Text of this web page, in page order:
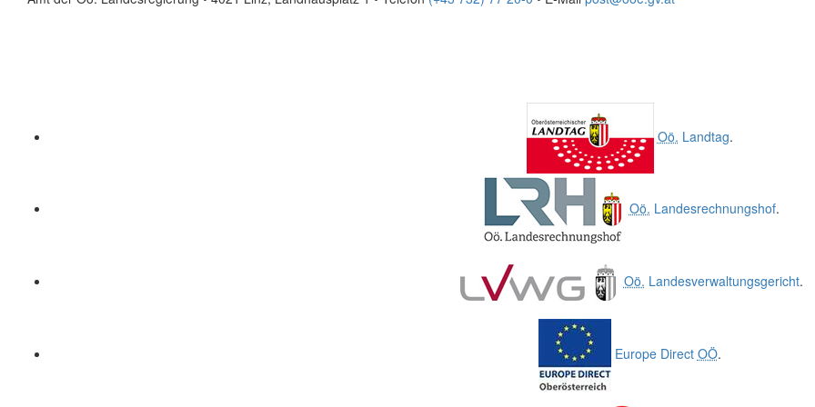
Oö. Landtag.
Oö. Landesrechnungshof.
Oö. Landesverwaltungsgericht.
Europe Direct OÖ.